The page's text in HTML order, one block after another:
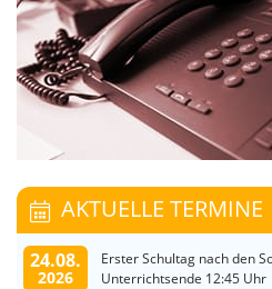
AKTUELLE TERMINE
24.08.
2026
Erster Schultag nach den
Unterrichtsende 12:45 Uhr